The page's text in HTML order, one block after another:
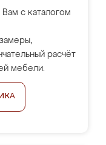
с каталогом
расчёт
мебели.